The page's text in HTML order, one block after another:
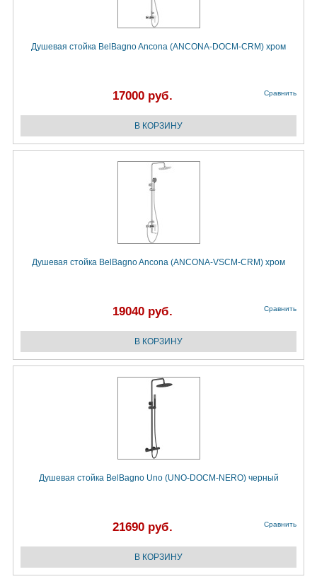
Душевая стойка BelBagno Ancona (ANCONA-DOCM-CRM) хром
17000 руб. Сравнить
Душевая стойка BelBagno Ancona (ANCONA-VSCM-CRM) хром
19040 руб. Сравнить
Душевая стойка BelBagno Uno (UNO-DOCM-NERO) черный
21690 руб. Сравнить